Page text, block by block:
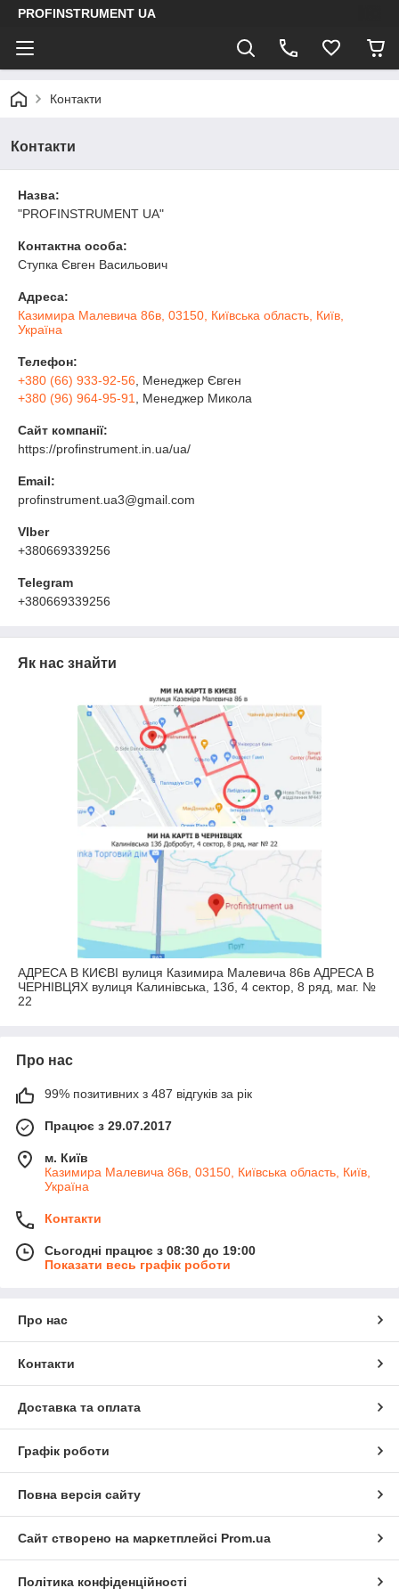
PROFINSTRUMENT UA
Контакти
Контакти
Назва:
"PROFINSTRUMENT UA"
Контактна особа:
Ступка Євген Васильович
Адреса:
Казимира Малевича 86в, 03150, Київська область, Київ,
Україна
Телефон:
+380 (66) 933-92-56 , Менеджер Євген
+380 (96) 964-95-91
, Менеджер Микола
Сайт компанії:
https://profinstrument.in.ua/ua/
Email:
profinstrument.ua3@gmail.com
VIber
+380669339256
Telegram
+380669339256
Як нас знайти
АДРЕСА В КИЄВІ вулиця Казимира Малевича 86в АДРЕСА В
ЧЕРНІВЦЯХ вулиця Калинівська, 13б, 4 сектор, 8 ряд, маг. №
22
Про нас
99% позитивних з 487 відгуків за рік
Працює з 29.07.2017
м. Київ
Казимира Малевича 86в, 03150, Київська область, Київ,
Україна
Контакти
Сьогодні працює з 08:30 до 19:00
Показати весь графік роботи
Про нас
Контакти
Доставка та оплата
Графік роботи
Повна версія сайту
Сайт створено на маркетплейсі Prom.ua
Політика конфіденційності